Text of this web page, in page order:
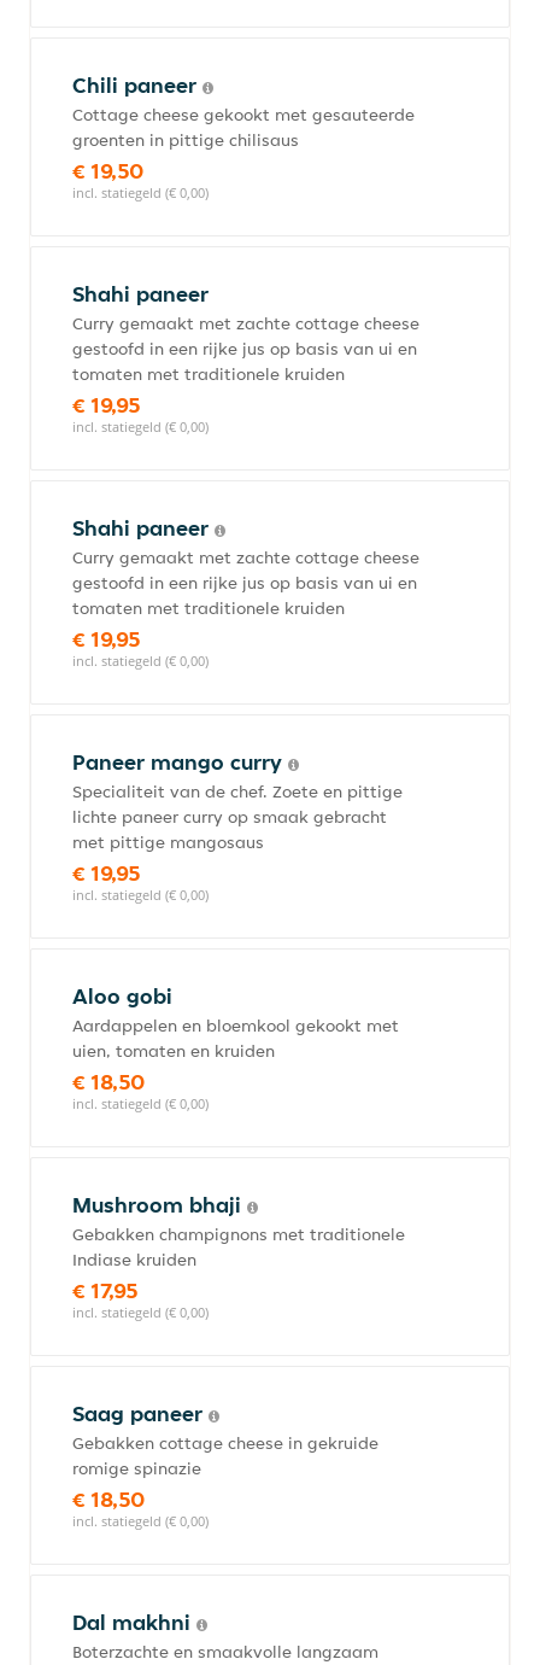
Chili paneer
Cottage cheese gekookt met gesauteerde
groenten in pittige chilisaus
€ 19,50
incl. statiegeld (€ 0,00)
Shahi paneer
Curry gemaakt met zachte cottage cheese
gestoofd in een rijke jus op basis van ui en
tomaten met traditionele kruiden
€ 19,95
incl. statiegeld (€ 0,00)
Shahi paneer
Curry gemaakt met zachte cottage cheese
gestoofd in een rijke jus op basis van ui en
tomaten met traditionele kruiden
€ 19,95
incl. statiegeld (€ 0,00)
Paneer mango curry
Specialiteit van de chef. Zoete en pittige
lichte paneer curry op smaak gebracht
met pittige mangosaus
€ 19,95
incl. statiegeld (€ 0,00)
Aloo gobi
Aardappelen en bloemkool gekookt met
uien, tomaten en kruiden
€ 18,50
incl. statiegeld (€ 0,00)
Mushroom bhaji
Gebakken champignons met traditionele
Indiase kruiden
€ 17,95
incl. statiegeld (€ 0,00)
Saag paneer
Gebakken cottage cheese in gekruide
romige spinazie
€ 18,50
incl. statiegeld (€ 0,00)
Dal makhni
Boterzachte en smaakvolle langzaam